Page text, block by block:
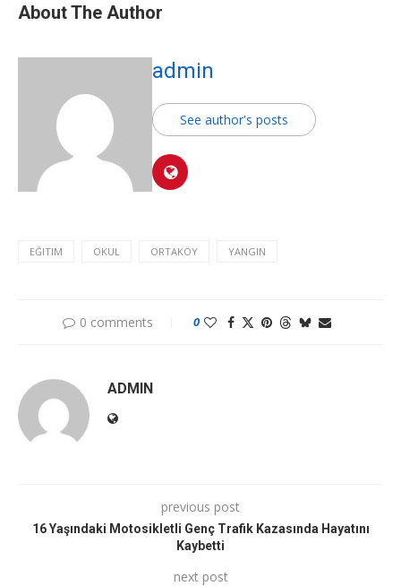
About The Author
admin
See author's posts
EĞITIM OKUL ORTAKÖY YANGIN
0 comments 0
ADMIN
previous post
16 Yaşındaki Motosikletli Genç Trafik Kazasında Hayatını
Kaybetti
next post